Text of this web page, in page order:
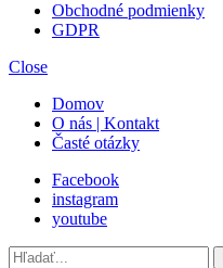
Obchodné podmienky
GDPR
Close
Domov
O nás | Kontakt
Časté otázky
Facebook
instagram
youtube
Hľadať